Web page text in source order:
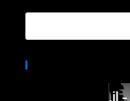
Escape